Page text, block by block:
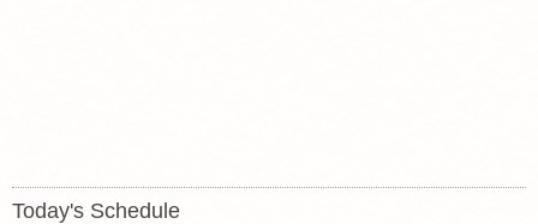
Today's Schedule